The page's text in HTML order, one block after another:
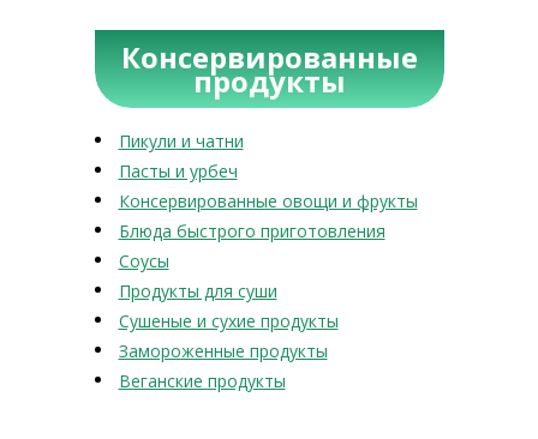
Консервированные
продукты
Пикули и чатни
Пасты и урбеч
Консервированные овощи и фрукты
Блюда быстрого приготовления
Соусы
Продукты для суши
Сушеные и сухие продукты
Замороженные продукты
Веганские продукты